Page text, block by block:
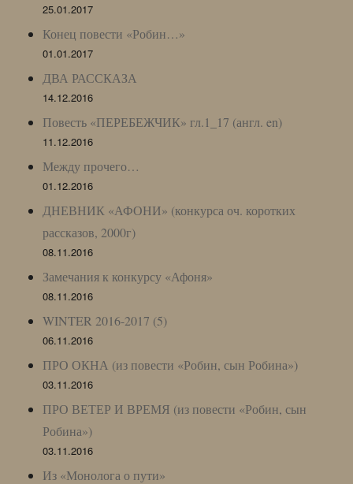
25.01.2017
Конец повести «Робин…»
01.01.2017
ДВА РАССКАЗА
14.12.2016
Повесть «ПЕРЕБЕЖЧИК» гл.1_17 (англ. en)
11.12.2016
Между прочего…
01.12.2016
ДНЕВНИК «АФОНИ» (конкурса оч. коротких
рассказов, 2000г)
08.11.2016
Замечания к конкурсу «Афоня»
08.11.2016
WINTER 2016-2017 (5)
06.11.2016
ПРО ОКНА (из повести «Робин, сын Робина»)
03.11.2016
ПРО ВЕТЕР И ВРЕМЯ (из повести «Робин, сын
Робина»)
03.11.2016
Из «Монолога о пути»